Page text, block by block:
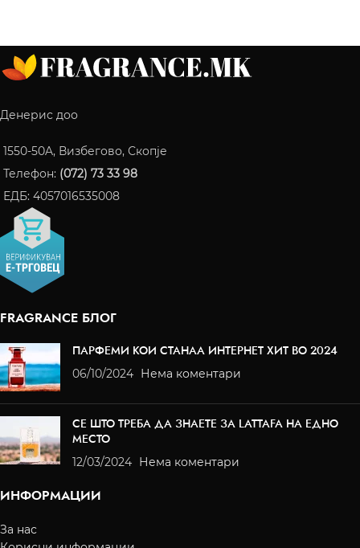
Денерис доо
1550-50A, Визбегово, Скопје
Телефон: (072) 73 33 98
ЕДБ: 4057016535008
FRAGRANCE БЛОГ
ПАРФЕМИ КОИ СТАНАА ИНТЕРНЕТ ХИТ ВО 2024
06/10/2024 Нема коментари
СЕ ШТО ТРЕБА ДА ЗНАЕТЕ ЗА LATTAFA НА ЕДНО
МЕСТО
12/03/2024 Нема коментари
ИНФОРМАЦИИ
За нас